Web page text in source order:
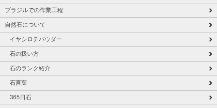
ブラジルでの作業工程
自然石について
イヤシロチパウダー
石の扱い方
石のランク紹介
石言葉
365日石